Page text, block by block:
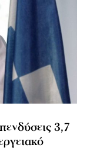
3,7